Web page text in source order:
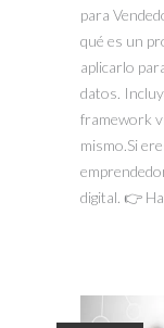
para
qué es un
aplicarlo
datos.
framework
mismo.Si
digital. 👉